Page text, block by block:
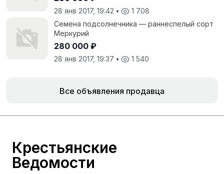
28 янв 2017, 19:42 •
1 708
Семена подсолнечника — раннеспелый сорт
Меркурий
280 000 ₽
28 янв 2017, 19:37 • 1 540
Все объявления продавца
Крестьянские
Ведомости